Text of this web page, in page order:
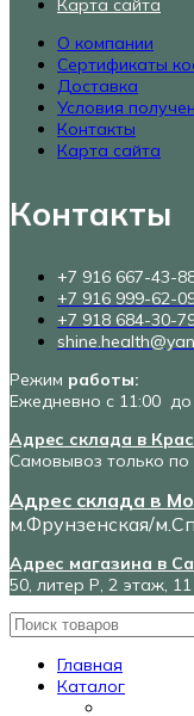
Карта сайта
О компании
Сертификаты
Доставка
Условия
Контакты
Карта сайта
Контакты
+7 916 667-43-
+7 916 999-62-
+7 918 684-30-
Режим работы:
Ежедневно с 11:00 до
Адрес склада в
Самовывоз только
Адрес склада в
м.Фрунзенская/
Адрес магазина в
50, литер Р, 2 этаж,
Главная
Каталог